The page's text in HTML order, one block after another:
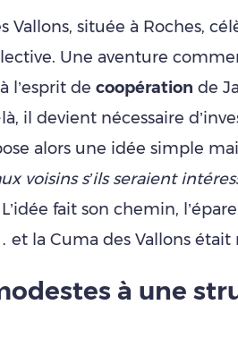
Vallons, située à Roches,
Une aventure
l’esprit de coopération de
il devient nécessaire
alors une idée simple
voisins s’ils seraient
L’idée fait son chemin,
et la Cuma des Vallons était
à une